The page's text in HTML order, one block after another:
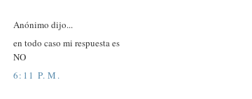
Anónimo dijo...
en todo caso mi respuesta es
NO
6:11 P. M.